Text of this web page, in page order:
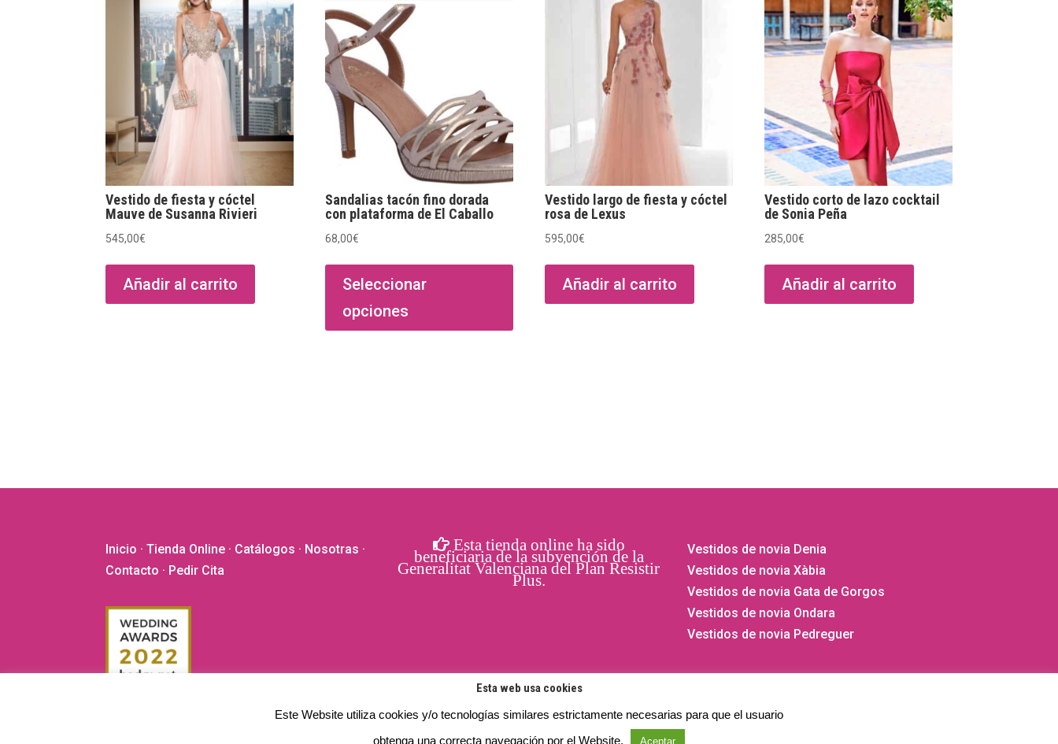
Vestido de fiesta y cóctel
Mauve de Susanna Rivieri
545,00€
Añadir al carrito
Sandalias tacón fino dorada
con plataforma de El Caballo
68,00€
Seleccionar
opciones
producto
Vestido largo de fiesta y cóctel
rosa de Lexus
595,00€
Añadir al carrito
Vestido corto de lazo cocktail
de Sonia Peña
285,00€
Añadir al carrito
Inicio ·Tienda Online · Catálogos · Nosotras ·
Contacto · Pedir Cita
Esta tienda online ha sido
beneficiaria de la subvención de la
Generalitat Valenciana del Plan Resistir
Plus.
Vestidos de novia Denia
Vestidos de novia Xàbia
Vestidos de novia Gata de Gorgos
Vestidos de novia Ondara
Vestidos de novia Pedreguer
©2020 - 2026 El Vestidor de Yolanda. Todos los derechos reservados. Privacidad- Aviso legal -Cookies
Esta web usa cookies
Este Website utiliza cookies y/o tecnologías similares estrictamente necesarias para que el usuario
obtenga una correcta navegación por el Website.
Aceptar